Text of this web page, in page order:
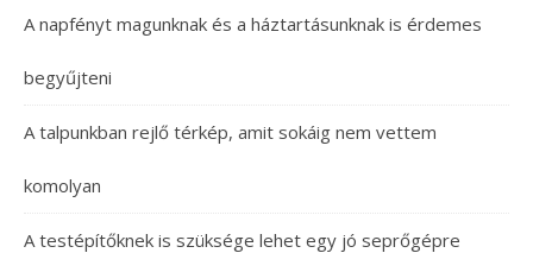
A napfényt magunknak és a háztartásunknak is érdemes
begyűjteni
A talpunkban rejlő térkép, amit sokáig nem vettem
komolyan
A testépítőknek is szüksége lehet egy jó seprőgépre